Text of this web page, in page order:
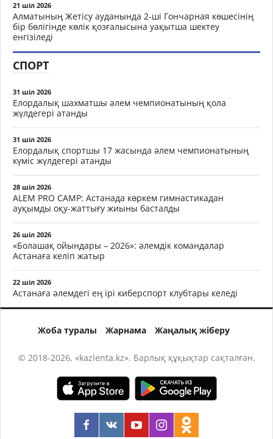
21 шіл 2026
Алматының Жетісу ауданында 2-ші Гончарная көшесінің
бір бөлігінде көлік қозғалысына уақытша шектеу
енгізіледі
СПОРТ
31 шіл 2026
Елордалық шахматшы әлем чемпионатының қола
жүлдегері атанды
31 шіл 2026
Елордалық спортшы 17 жасында әлем чемпионатының
күміс жүлдегері атанды
28 шіл 2026
ALEM PRO CAMP: Астанада көркем гимнастикадан
ауқымды оқу-жаттығу жиыны басталды
26 шіл 2026
«Болашақ ойындары – 2026»: әлемдік командалар
Астанаға келіп жатыр
22 шіл 2026
Астанаға әлемдегі ең ірі киберспорт клубтары келеді
Жоба туралы Жарнама Жаңалық жіберу
© 2018-2026, «kazlenta.kz». Барлық құқықтар сақталған.